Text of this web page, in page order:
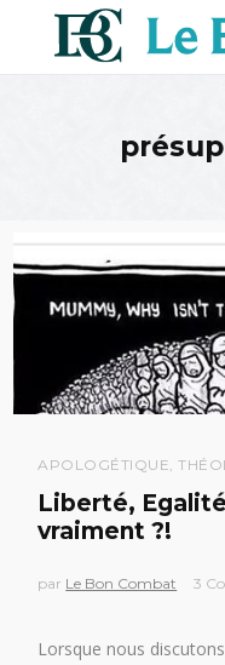
APOLOGÉTIQUE,
Liberté,
vraiment ?!
par Le Bon Combat 3
Lorsque nous